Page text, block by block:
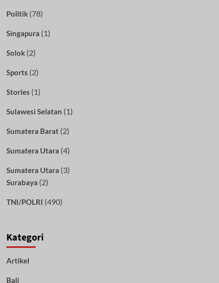
Politik(78)
Singapura (1)
Solok(2)
Sports (2)
Stories (1)
Sulawesi Selatan (1)
Sumatera Barat(2)
Sumatera Utara (4)
Sumatera Utara (3)
Surabaya (2)
TNI/POLRI (490)
Kategori
Artikel
Bali